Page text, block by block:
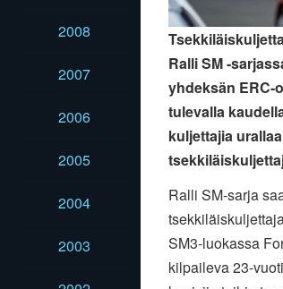
2008
2007
2006
2005
2004
2003
Ralli SM -
yhdeksän ERC-
tulevalla
kuljettajia
Ralli SM-sarja
SM3-luokassa
kilpaileva 23-